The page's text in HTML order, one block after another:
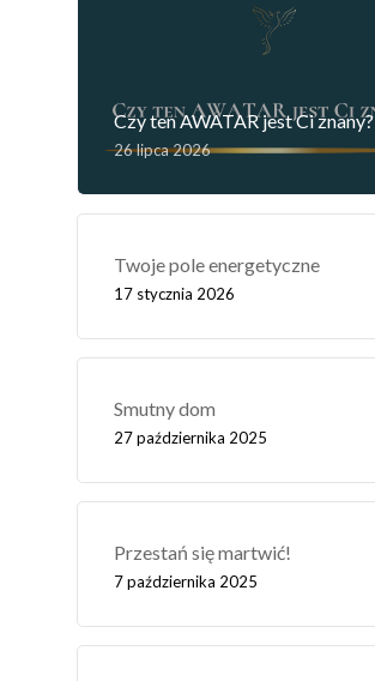
Czy ten AWATAR jest Ci znany?
26 lipca 2026
Twoje pole energetyczne
17 stycznia 2026
Smutny dom
27 października 2025
Przestań się martwić!
7 października 2025